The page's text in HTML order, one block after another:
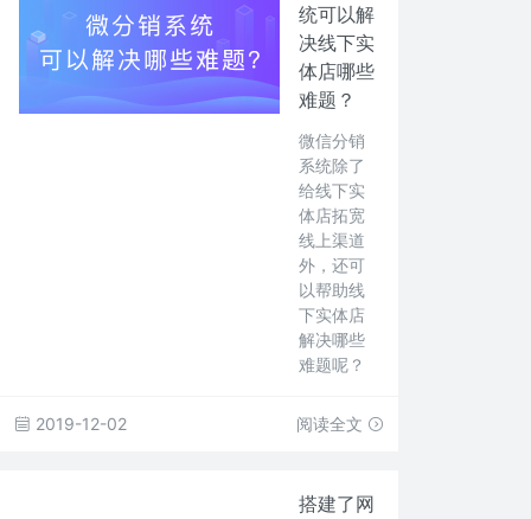
统可以解
决线下实
体店哪些
难题？
微信分销
系统除了
给线下实
体店拓宽
线上渠道
外，还可
以帮助线
下实体店
解决哪些
难题呢？
2019-12-02 阅读全文
搭建了网